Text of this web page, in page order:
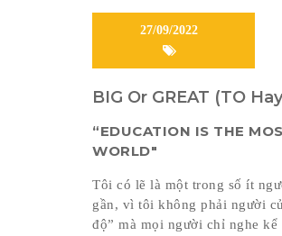
27/09/2022
BIG Or GREAT (TO
“EDUCATION IS THE
WORLD"
Tôi có lẽ là một trong số ít
gần, vì tôi không phải người
độ” mà mọi người chỉ nghe